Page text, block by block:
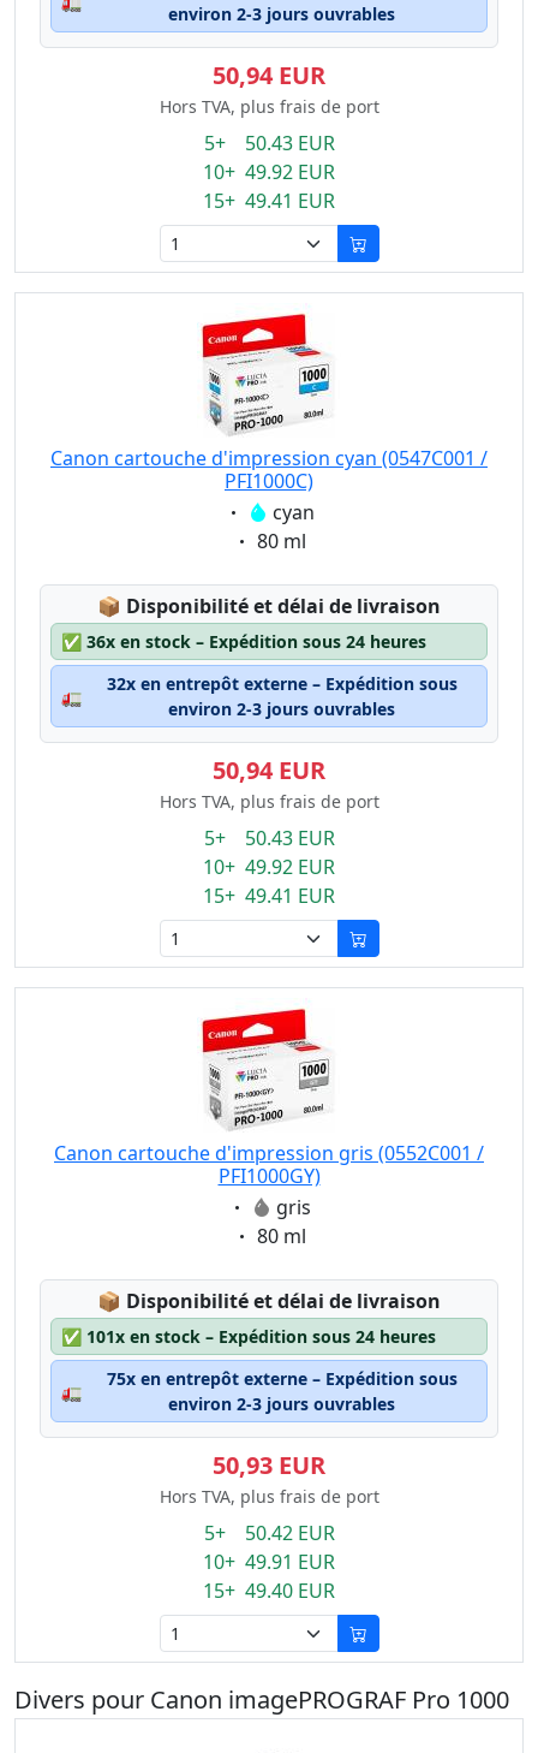
environ 2-3 jours ouvrables
50,94 EUR
Hors TVA, plus frais de port
5+ 50.43 EUR
10+ 49.92 EUR
15+ 49.41 EUR
Canon cartouche d'impression cyan (0547C001 /
PFI1000C)
Eigenschaft:
cyan
Eigenschaft:
80 ml
📦 Lagerstatus:
Disponibilité et délai de livraison
✅ 36x en stock – Expédition sous 24 heures
🚛
32x en entrepôt externe – Expédition sous
environ 2-3 jours ouvrables
50,94 EUR
Hors TVA, plus frais de port
5+ 50.43 EUR
10+ 49.92 EUR
15+ 49.41 EUR
Canon cartouche d'impression gris (0552C001 /
PFI1000GY)
Eigenschaft:
gris
Eigenschaft:
80 ml
📦 Lagerstatus:
Disponibilité et délai de livraison
✅ 101x en stock – Expédition sous 24 heures
🚛
75x en entrepôt externe – Expédition sous
environ 2-3 jours ouvrables
50,93 EUR
Hors TVA, plus frais de port
5+ 50.42 EUR
10+ 49.91 EUR
15+ 49.40 EUR
Divers pour Canon imagePROGRAF Pro 1000